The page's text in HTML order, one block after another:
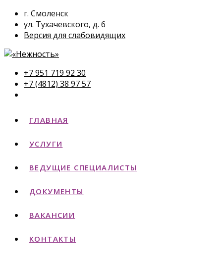
г. Смоленск
ул. Тухачевского, д. 6
Версия для слабовидящих
+7 951 719 92 30
+7 (4812) 38 97 57
ГЛАВНАЯ
УСЛУГИ
ВЕДУЩИЕ СПЕЦИАЛИСТЫ
ДОКУМЕНТЫ
ВАКАНСИИ
КОНТАКТЫ